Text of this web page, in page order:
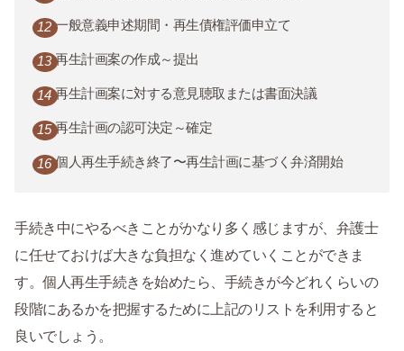
一般意義申述期間・再生債権評価申立て
再生計画案の作成～提出
再生計画案に対する意見聴取または書面決議
再生計画の認可決定～確定
個人再生手続き終了〜再生計画に基づく弁済開始
手続き中にやるべきことがかなり多く感じますが、弁護士
に任せておけば大きな負担なく進めていくことができま
す。個人再生手続きを始めたら、手続きが今どれくらいの
段階にあるかを把握するために上記のリストを利用すると
良いでしょう。